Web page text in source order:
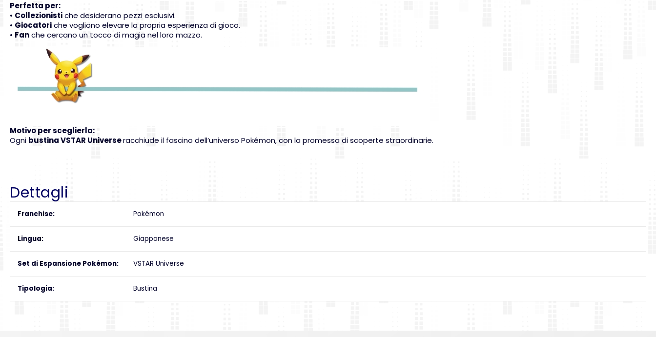
Perfetta per:
• Collezionistiche desiderano pezzi esclusivi.
• Giocatoriche vogliono elevare la propria esperienza di gioco.
• Fanche cercano un tocco di magia nel loro mazzo.
Motivo per sceglierla:
Ogni bustina VSTAR Universeracchiude il fascino dell’universo Pokémon, con la promessa di scoperte straordinarie.
Dettagli
Franchise Pokémon
Lingua Giapponese
Set di Espansione Pokémon VSTAR Universe
Tipologia Bustina